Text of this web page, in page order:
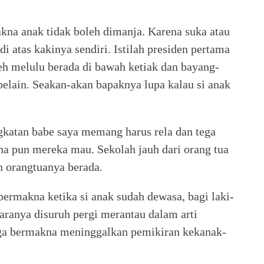
anak tidak boleh dimanja. Karena suka atau
atas kakinya sendiri. Istilah presiden pertama
melulu berada di bawah ketiak dan bayang-
Seakan-akan bapaknya lupa kalau si anak
babe saya memang harus rela dan tega
pun mereka mau. Sekolah jauh dari orang tua
berada.
ketika si anak sudah dewasa, bagi laki-
disuruh pergi merantau dalam arti
bermakna meninggalkan pemikiran kekanak-